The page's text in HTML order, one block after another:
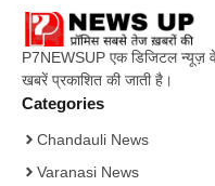
P7NEWSUP एक डिजिटल न्यूज़
खबरें प्रकाशित की जाती है।
Categories
Chandauli News
Varanasi News